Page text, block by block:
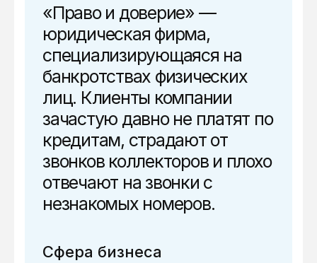
«Право и доверие» —
юридическая фирма,
специализирующаяся на
банкротствах физических
лиц. Клиенты компании
зачастую давно не платят по
кредитам, страдают от
звонков коллекторов и плохо
отвечают на звонки с
незнакомых номеров.
Сфера бизнеса